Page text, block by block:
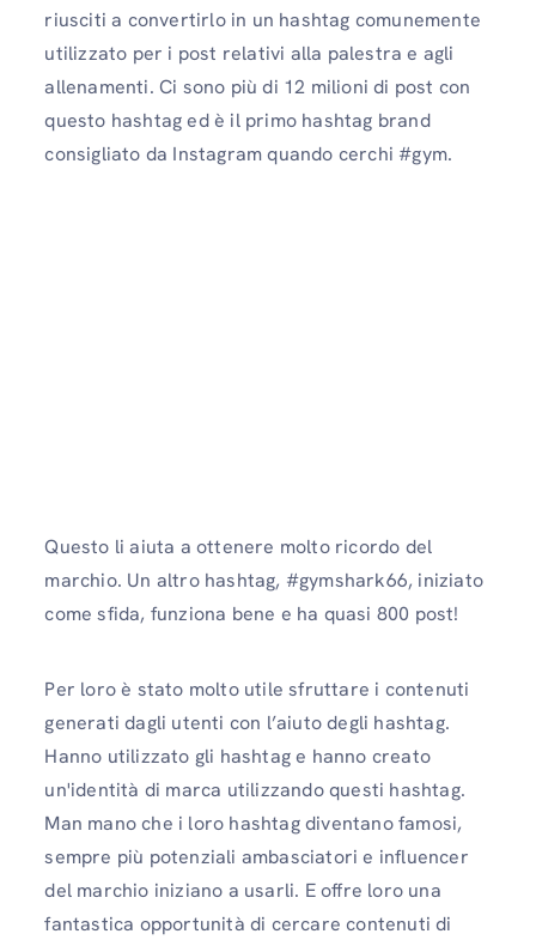
riusciti a convertirlo in un hashtag comunemente
utilizzato per i post relativi alla palestra e agli
allenamenti. Ci sono più di 12 milioni di post con
questo hashtag ed è il primo hashtag brand
consigliato da Instagram quando cerchi #gym.
Questo li aiuta a ottenere molto ricordo del
marchio. Un altro hashtag, #gymshark66, iniziato
come sfida, funziona bene e ha quasi 800 post!
Per loro è stato molto utile sfruttare i contenuti
generati dagli utenti con l’aiuto degli hashtag.
Hanno utilizzato gli hashtag e hanno creato
un'identità di marca utilizzando questi hashtag.
Man mano che i loro hashtag diventano famosi,
sempre più potenziali ambasciatori e influencer
del marchio iniziano a usarli. E offre loro una
fantastica opportunità di cercare contenuti di